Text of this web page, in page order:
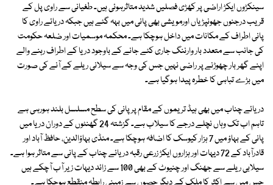
سینکڑوں ایکڑ اراضی پر کھڑی فصلیں شدید متاثرہوئی ہیں۔ طغیانی سے راوی پل کے
قریب درجنوں جھونپڑیاں اورمویشی بھی پانی میں بہہ گئے ہیں جبکہ دریائے راوی کا
پانی اطراف کے مکانات میں داخل ہوچکا ہے۔ محکمہ موسمیات اور ضلعہ حکومت
کی جانب سے متعدد بار وارننگ جاری کئے جانے کے باوجود دریا کے اطراف رہنے والے
اپنے گھر بار چھوڑنے پر راضی نہیں جس کی وجہ سے سیلانی ریلے کے آنے کی صورت
میں بڑے تباہی کا خطرہ پیدا ہوگیا ہے۔
دریائے چناب میں بھی ہیڈ تریموں کے مقام پر پانی کی سطح مسلسل بلند ہورہی ہے
تاہم اب تک وہاں نچلے درجے کا سیلاب ہے۔ گزشتہ 24 گھنٹوں کے دوران دریا میں
پانی کے بہاؤ میں 7 ہزار کیوسک کا اضافہ ہوچکا ہے۔ منڈی بہاؤالدین، حافظ آباد اور
قادرآباد کے 72 دیہات اور ہزاروں ایکڑ زرعی رقبہ دریائے چناب کے پانی سے متاثر ہوا ہے۔
سیلابی ریلے سے جھنگ اور چنیوٹ کے بھی 100 سے زائد دیہات زیر آب آچکے ہیں